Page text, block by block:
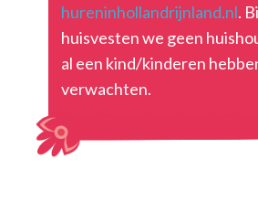
hureninhollandrijnland.nl.
huisvesten we geen
al een kind/kinderen
verwachten.